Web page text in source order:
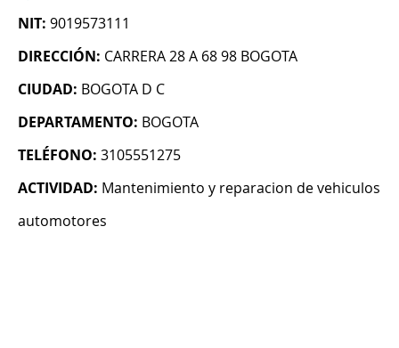
NIT: 9019573111
DIRECCIÓN: CARRERA 28 A 68 98 BOGOTA
CIUDAD: BOGOTA D C
DEPARTAMENTO: BOGOTA
TELÉFONO: 3105551275
ACTIVIDAD: Mantenimiento y reparacion de vehiculos
automotores